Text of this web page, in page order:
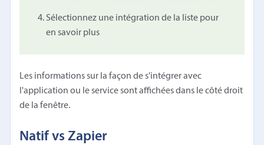
Sélectionnez une intégration de la liste pour
en savoir plus
Les informations sur la façon de s'intégrer avec
l'application ou le service sont affichées dans le côté droit
de la fenêtre.
Natif vs Zapier